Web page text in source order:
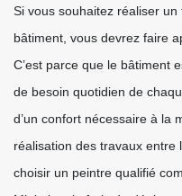
Si vous souhaitez réaliser
bâtiment, vous devrez faire
C’est parce que le bâtiment
de besoin quotidien de
d’un confort nécessaire à la
réalisation des travaux entre
choisir un peintre qualifié